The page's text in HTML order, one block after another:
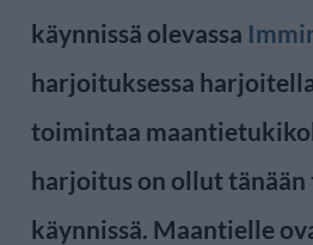
käynnissä olevassa
harjoituksessa
toimintaa
harjoitus on ollut tänään
käynnissä. Maantielle